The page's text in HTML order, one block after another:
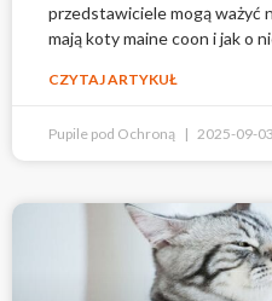
przedstawiciele mogą ważyć
mają koty maine coon i jak o
CZYTAJ ARTYKUŁ
Pupile pod Ochroną 2025-09-03